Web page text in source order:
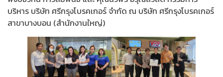
บริหาร บริษัท ศรีกรุงโบรคเกอร์ จำกัด ณ บริษัท ศรีกรุงโบรคเกอร์
สาขาบางบอน (สำนักงานใหญ่)